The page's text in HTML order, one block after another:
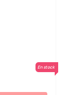
En stock